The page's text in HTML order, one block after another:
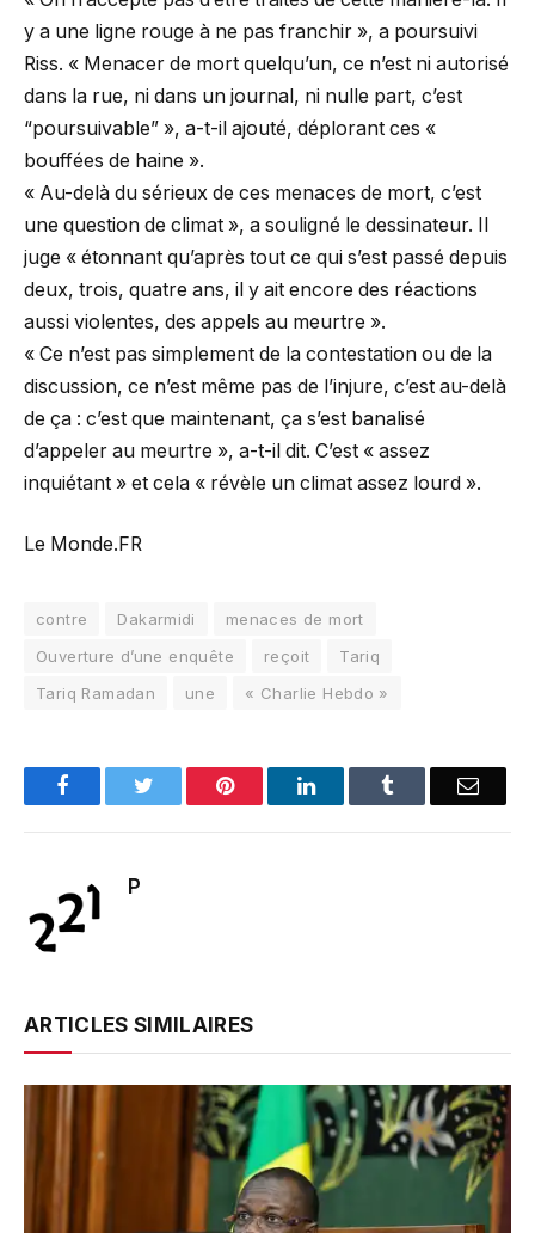
y a une ligne rouge à ne pas franchir », a poursuivi
Riss. « Menacer de mort quelqu’un, ce n’est ni autorisé
dans la rue, ni dans un journal, ni nulle part, c’est
“poursuivable” », a-t-il ajouté, déplorant ces «
bouffées de haine ».
« Au-delà du sérieux de ces menaces de mort, c’est
une question de climat », a souligné le dessinateur. Il
juge « étonnant qu’après tout ce qui s’est passé depuis
deux, trois, quatre ans, il y ait encore des réactions
aussi violentes, des appels au meurtre ».
« Ce n’est pas simplement de la contestation ou de la
discussion, ce n’est même pas de l’injure, c’est au-delà
de ça : c’est que maintenant, ça s’est banalisé
d’appeler au meurtre », a-t-il dit. C’est « assez
inquiétant » et cela « révèle un climat assez lourd ».
Le Monde.FR
contre Dakarmidi
menaces de mort
Ouverture d’une enquête
reçoit
Tariq
Tariq Ramadan
une « Charlie Hebdo »
FacebookTwitter Pinterest LinkedInTumblr Email
P
ARTICLES SIMILAIRES